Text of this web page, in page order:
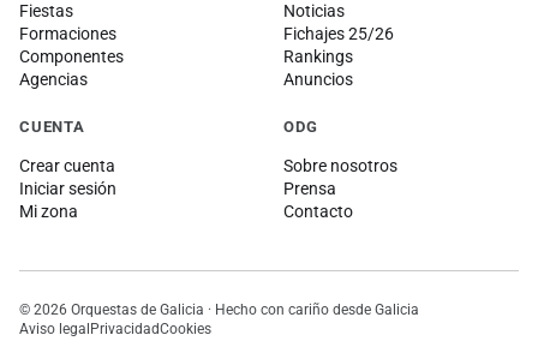
Fiestas
Formaciones
Componentes
Agencias
Noticias
Fichajes 25/26
Rankings
Anuncios
CUENTA
Crear cuenta
Iniciar sesión
Mi zona
ODG
Sobre nosotros
Prensa
Contacto
© 2026 Orquestas de Galicia · Hecho con cariño desde Galicia
Aviso legal PrivacidadCookies